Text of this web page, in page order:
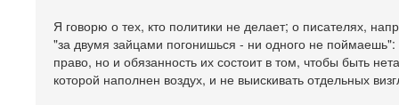
Я говорю о тех, кто политики не делает; о писателях,
"за двумя зайцами погонишься - ни одного не
право, но и обязанность их состоит в том, чтобы быть
которой наполнен воздух, и не выискивать отдельных